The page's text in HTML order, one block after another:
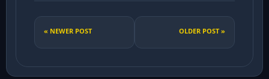
« NEWER POST OLDER POST »